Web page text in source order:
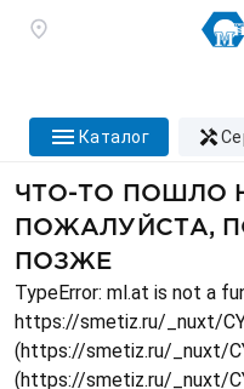
каталог
ЧТО-ТО ПОШЛО
ПОЖАЛУЙСТА,
ПОЗЖЕ
TypeError: ml.at is not a
https://smetiz.ru/_nuxt/
(https://smetiz.ru/_nuxt/
(https://smetiz.ru/_nuxt/